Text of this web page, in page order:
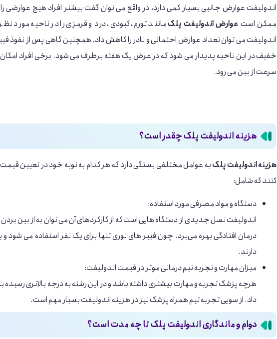
اندولیفت عوارض جانبی بسیار کمی دارد، در واقع می ‌توان گفت بیشتر افراد هیچ عوارضی
ممکن است عوارض اندولیفت پلکمانند تورم، کبودی، درد و قرمزی را در ناحیه مورد
اندولیفت می توان تعداد عوارض احتمالی و نادر را کاهش داد. همچنین گاهی پس از نفوذ
خفیف در این ناحیه پدیدار می شود که در عرض یک هفته برطرف می شود. برخی افراد
سرعت از بین می رود.
هزینه اندولیفت پلک چقدر است؟
هزینه اندولیفت پلکبه عوامل مختلفی بستگی دارد که هر کدام به نوبه خود در تعیین
‌کنند که شامل:
دستگاه و مواد مصرفی مورد استفاده:
اندولیفت نسل جدیدی از دستگاه هایی است که از کارکردهای آن می توان به از بین بردن
درمان افتادگی بهره می‌برد. چون فیبر های نوری تنها برای یک نفر استفاده می
دارند.
میزان مهارت و تجربه تیم درمانی موثر در قیمت اندولیفت:
هرچه پزشک تجربه و مهارت بیشتری داشته باشد و در این رشته به درجه بالاتری رسیده
داد. از سویی تجربه تیم همراه پزشک نیز در هزینه اندولیفت بسیار مهم است.
دوام و ماندگاری اندولیفت پلک تا چه مدت است؟